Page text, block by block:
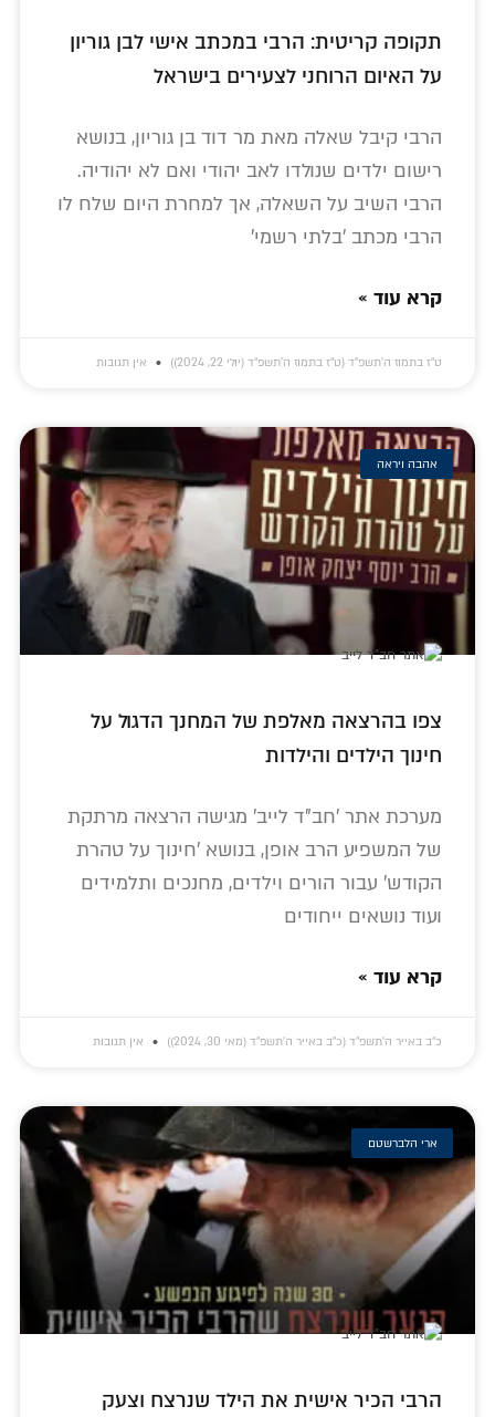
תקופה קריטית: הרבי במכתב אישי לבן גוריון
על האיום הרוחני לצעירים בישראל
הרבי קיבל שאלה מאת מר דוד בן גוריון, בנושא
רישום ילדים שנולדו לאב יהודי ואם לא יהודיה.
הרבי השיב על השאלה, אך למחרת היום שלח לו
הרבי מכתב 'בלתי רשמי'
קרא עוד »
ט״ז בתמוז ה׳תשפ״ד (ט״ז בתמוז ה׳תשפ״ד (יולי 22, 2024)) אין תגובות
אהבה ויראה
צפו בהרצאה מאלפת של המחנך הדגול על
חינוך הילדים והילדות
מערכת אתר 'חב"ד לייב' מגישה הרצאה מרתקת
של המשפיע הרב אופן, בנושא 'חינוך על טהרת
הקודש' עבור הורים וילדים, מחנכים ותלמידים
ועוד נושאים ייחודים
קרא עוד »
כ״ב באייר ה׳תשפ״ד (כ״ב באייר ה׳תשפ״ד (מאי 30, 2024)) אין תגובות
ארי הלברשטם
הרבי הכיר אישית את הילד שנרצח וצעק